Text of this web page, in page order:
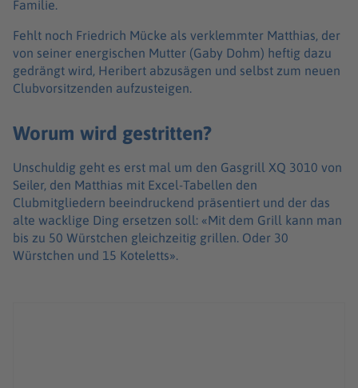
Familie.
Fehlt noch Friedrich Mücke als verklemmter Matthias, der
von seiner energischen Mutter (Gaby Dohm) heftig dazu
gedrängt wird, Heribert abzusägen und selbst zum neuen
Clubvorsitzenden aufzusteigen.
Worum wird gestritten?
Unschuldig geht es erst mal um den Gasgrill XQ 3010 von
Seiler, den Matthias mit Excel-Tabellen den
Clubmitgliedern beeindruckend präsentiert und der das
alte wacklige Ding ersetzen soll: «Mit dem Grill kann man
bis zu 50 Würstchen gleichzeitig grillen. Oder 30
Würstchen und 15 Koteletts».